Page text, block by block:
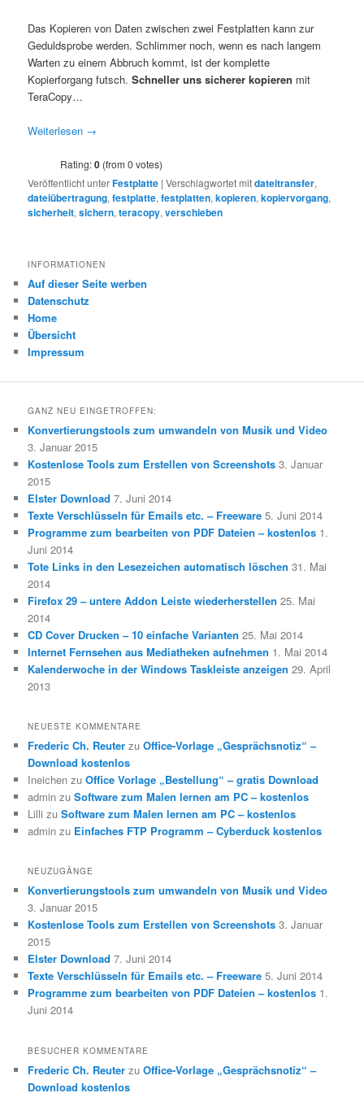
Das Kopieren von Daten zwischen zwei Festplatten kann zur
Geduldsprobe werden. Schlimmer noch, wenn es nach langem
Warten zu einem Abbruch kommt, ist der komplette
Kopierforgang futsch.Schneller uns sicherer kopieren mit
TeraCopy…
Weiterlesen →
Rating:0 (from 0 votes)
Veröffentlicht unterFestplatte |Verschlagwortet mitdateitransfer,
dateiübertragung,festplatte,festplatten,kopieren,kopiervorgang,
sicherheit,sichern,teracopy,verschieben
INFORMATIONEN
Auf dieser Seite werben
Datenschutz
Home
Übersicht
Impressum
GANZ NEU EINGETROFFEN:
Konvertierungstools zum umwandeln von Musik und Video
3. Januar 2015
Kostenlose Tools zum Erstellen von Screenshots 3. Januar
2015
Elster Download 7. Juni 2014
Texte Verschlüsseln für Emails etc. – Freeware 5. Juni 2014
Programme zum bearbeiten von PDF Dateien – kostenlos 1.
Juni 2014
Tote Links in den Lesezeichen automatisch löschen 31. Mai
2014
Firefox 29 – untere Addon Leiste wiederherstellen 25. Mai
2014
CD Cover Drucken – 10 einfache Varianten 25. Mai 2014
Internet Fernsehen aus Mediatheken aufnehmen 1. Mai 2014
Kalenderwoche in der Windows Taskleiste anzeigen 29. April
2013
NEUESTE KOMMENTARE
Frederic Ch. Reuter zuOffice-Vorlage „Gesprächsnotiz“ –
Download kostenlos
Ineichen zuOffice Vorlage „Bestellung“ – gratis Download
admin zuSoftware zum Malen lernen am PC – kostenlos
Lilli zuSoftware zum Malen lernen am PC – kostenlos
admin zu Einfaches FTP Programm – Cyberduck kostenlos
NEUZUGÄNGE
Konvertierungstools zum umwandeln von Musik und Video
3. Januar 2015
Kostenlose Tools zum Erstellen von Screenshots 3. Januar
2015
Elster Download 7. Juni 2014
Texte Verschlüsseln für Emails etc. – Freeware 5. Juni 2014
Programme zum bearbeiten von PDF Dateien – kostenlos 1.
Juni 2014
BESUCHER KOMMENTARE
Frederic Ch. Reuter zuOffice-Vorlage „Gesprächsnotiz“ –
Download kostenlos